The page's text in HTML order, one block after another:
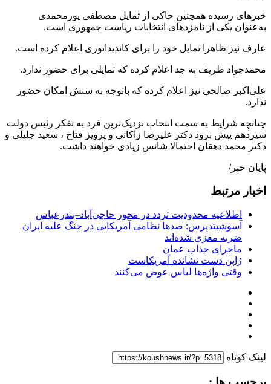
خبرهای رسیده همچنین حاکی از تمایل مصطفی پورمحمدی
به‌عنوان یکی از نامزدهای انتخابات ریاست‌ جمهوری است.
عارف نیز ظاهرا تمایل خود را برای کاندیداتوری اعلام کرده است.
محمدجواد ظریف به جد اعلام کرده که تمایلی برای حضور ندارد.
علی‌اکبر صالحی نیز اعلام کرده که باتوجه به سنش امکان حضور
ندارد.
چنانچه شرایط به سمت انتخاب نزدیک‌ترین فرد به تفکر رئیس دولت
سیزدهم پیش برود دکتر علیرضا زاکانی و پرویز فتاح ، سعید جلیلی و
دکتر محمد دهقان احتمالا شانس زیادی خواهند داشت.
پایان خبر/
اخبار مرتبط
اطلاعیه محدودیت تردد در محور حاجی‌آباد–بندرعباس
آسوشیتدپرس: صدها نظامی آمریکایی در جنگ علیه ایران
ضربه مغزی شده‌اند
ماجرای جذاب عمان
ژاپن دست نشانده آمریکاست
وقتی واژه‌ها لباس عوض می‌کنند
لینک کوتاه